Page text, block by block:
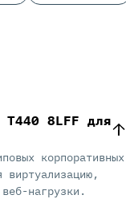
8LFF для
корпоративных
виртуализацию,
нагрузки.